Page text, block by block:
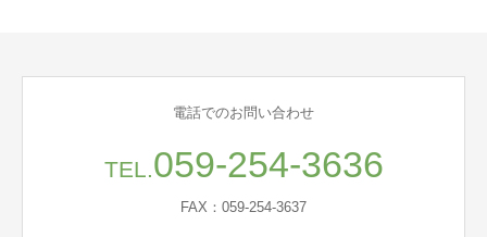
電話でのお問い合わせ
TEL.059-254-3636
FAX：059-254-3637